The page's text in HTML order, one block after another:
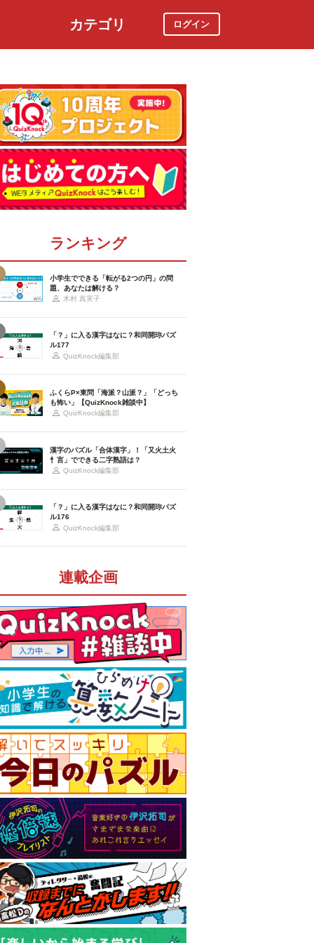
カテゴリ ログイン
ランキング
小学生でできる「転がる2つの円」の問
題、あなたは解ける？
木村 真実子
「？」に入る漢字はなに？和同開珎パズ
ル177
QuizKnock編集部
ふくらP×東問「海派？山派？」「どっち
も怖い」【QuizKnock雑談中】
QuizKnock編集部
漢字のパズル「合体漢字」！「又火土火
忄言」でできる二字熟語は？
QuizKnock編集部
「？」に入る漢字はなに？和同開珎パズ
ル176
QuizKnock編集部
連載企画